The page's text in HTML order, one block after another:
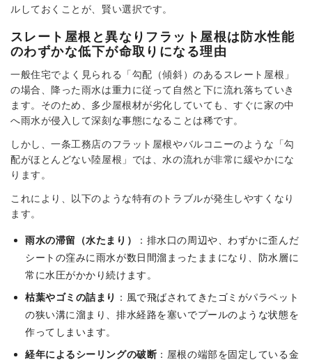
ルしておくことが、賢い選択です。
スレート屋根と異なりフラット屋根は防水性能
のわずかな低下が命取りになる理由
一般住宅でよく見られる「勾配（傾斜）のあるスレート屋根」
の場合、降った雨水は重力に従って自然と下に流れ落ちていき
ます。そのため、多少屋根材が劣化していても、すぐに家の中
へ雨水が侵入して深刻な事態になることは稀です。
しかし、一条工務店のフラット屋根やバルコニーのような「勾
配がほとんどない陸屋根」では、水の流れが非常に緩やかにな
ります。
これにより、以下のような特有のトラブルが発生しやすくなり
ます。
雨水の滞留（水たまり）
：排水口の周辺や、わずかに歪んだ
シートの窪みに雨水が数日間溜まったままになり、防水層に
常に水圧がかかり続けます。
枯葉やゴミの詰まり ：風で飛ばされてきたゴミがパラペット
の狭い溝に溜まり、排水経路を塞いでプールのような状態を
作ってしまいます。
経年によるシーリングの破断 ：屋根の端部を固定している金